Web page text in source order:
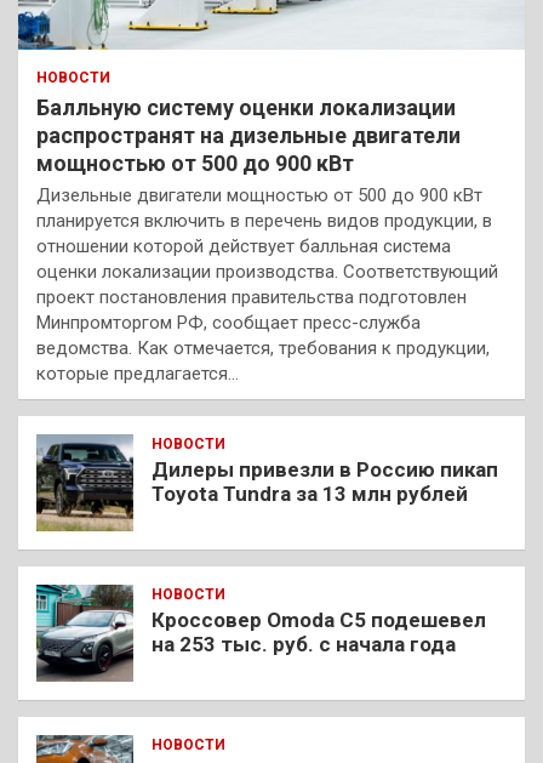
НОВОСТИ
Балльную систему оценки локализации
распространят на дизельные двигатели
мощностью от 500 до 900 кВт
Дизельные двигатели мощностью от 500 до 900 кВт
планируется включить в перечень видов продукции, в
отношении которой действует балльная система
оценки локализации производства. Соответствующий
проект постановления правительства подготовлен
Минпромторгом РФ, сообщает пресс-служба
ведомства. Как отмечается, требования к продукции,
которые предлагается…
НОВОСТИ
Дилеры привезли в Россию пикап
Toyota Tundra за 13 млн рублей
НОВОСТИ
Кроссовер Omoda C5 подешевел
на 253 тыс. руб. с начала года
НОВОСТИ